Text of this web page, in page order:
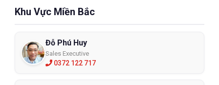
Khu Vực Miền Bắc
Đỗ Phú Huy
Sales Executive
0372 122 717